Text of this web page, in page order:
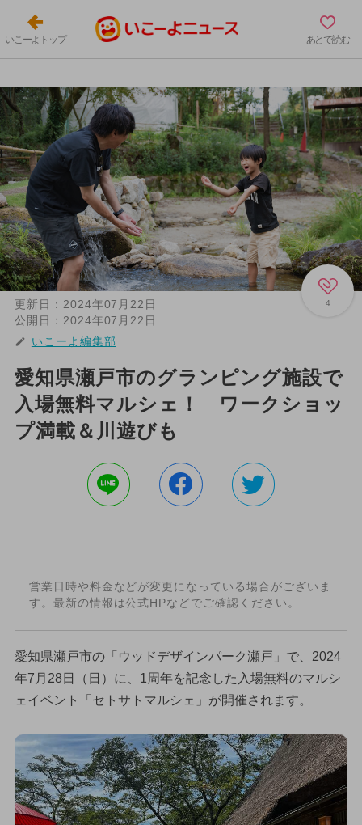
いこーよトップ あとで読む
4
更新日： 2024年07月22日
公開日： 2024年07月22日
いこーよ編集部
愛知県瀬戸市のグランピング施設で
入場無料マルシェ！ ワークショッ
プ満載＆川遊びも
営業日時や料金などが変更になっている場合がございま
す。最新の情報は公式HPなどでご確認ください。
愛知県瀬戸市の「ウッドデザインパーク瀬戸」で、2024
年7月28日（日）に、1周年を記念した入場無料のマルシ
ェイベント「セトサトマルシェ」が開催されます。